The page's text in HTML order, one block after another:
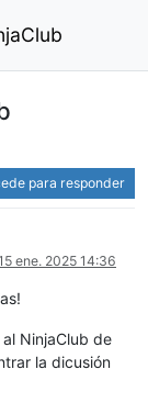
para responder
ene. 2025 14:36
NinjaClub de
la dicusión